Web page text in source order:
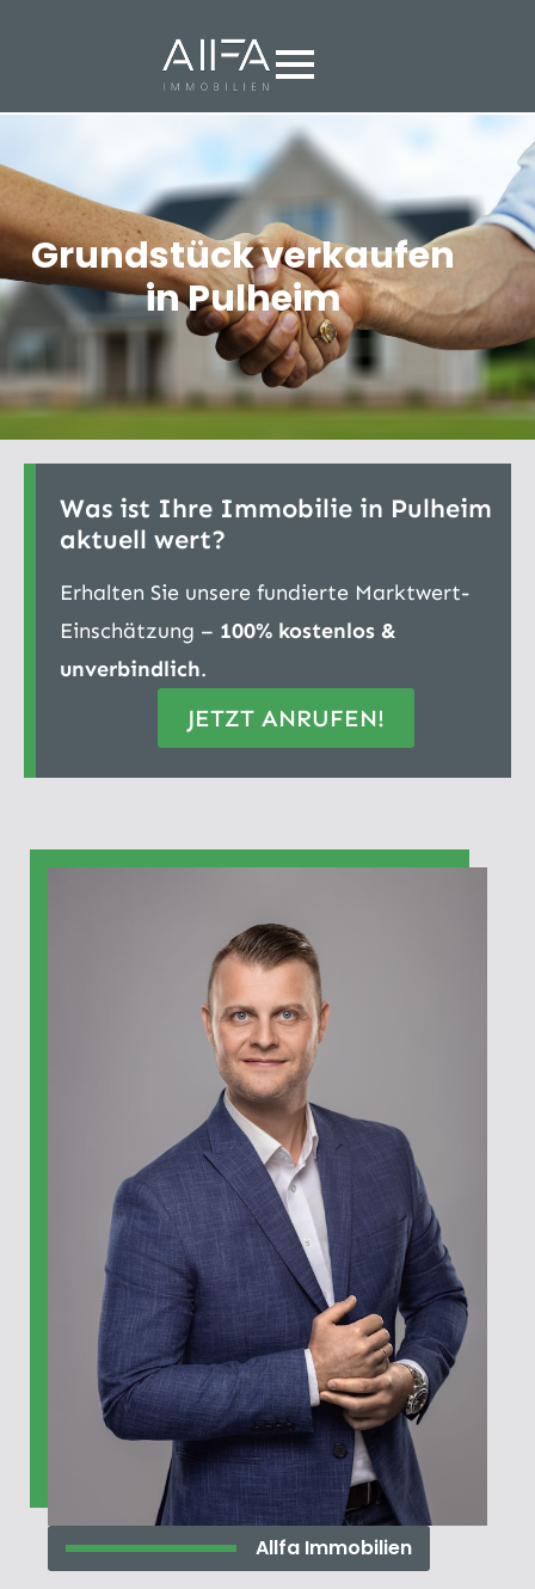
Grundstück verkaufen
in Pulheim
Was ist Ihre Immobilie in Pulheim
aktuell wert?
Erhalten Sie unsere fundierte Marktwert-
Einschätzung – 100% kostenlos &
unverbindlich.
JETZT ANRUFEN!
Allfa Immobilien